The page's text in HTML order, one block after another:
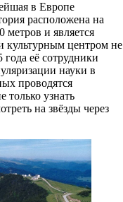
в Европе
расположена на
и является
культурным центром не
её сотрудники
науки в
проводятся
узнать
на звёзды через